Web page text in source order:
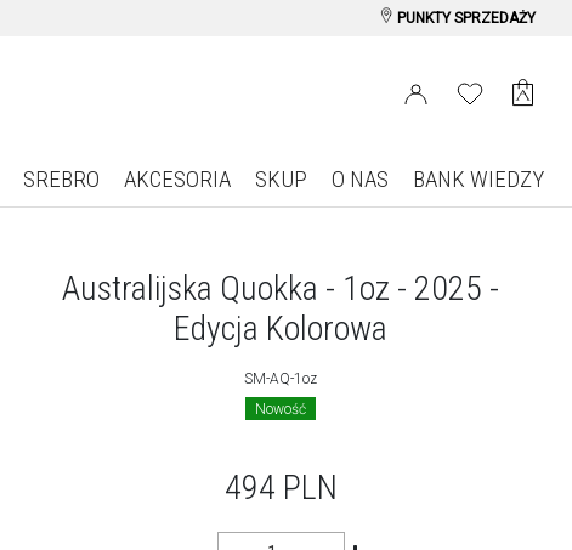
PUNKTY SPRZEDAŻY
SREBRO AKCESORIA SKUP O NAS BANK WIEDZY
Australijska Quokka - 1oz - 2025 -
Edycja Kolorowa
SM-AQ-1oz
Nowość
494 PLN